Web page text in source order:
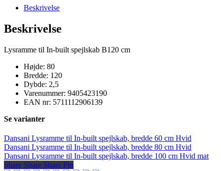
cm
antal
Beskrivelse
Beskrivelse
Lysramme til In-built spejlskab B120 cm
Højde: 80
Bredde: 120
Dybde: 2,5
Varenummer: 9405423190
EAN nr: 5711112906139
Se varianter
Dansani Lysramme til In-built spejlskab, bredde 60 cm Hvid
Dansani Lysramme til In-built spejlskab, bredde 80 cm Hvid
Dansani Lysramme til In-built spejlskab, bredde 100 cm Hvid mat
Share
Share Share Share Pin